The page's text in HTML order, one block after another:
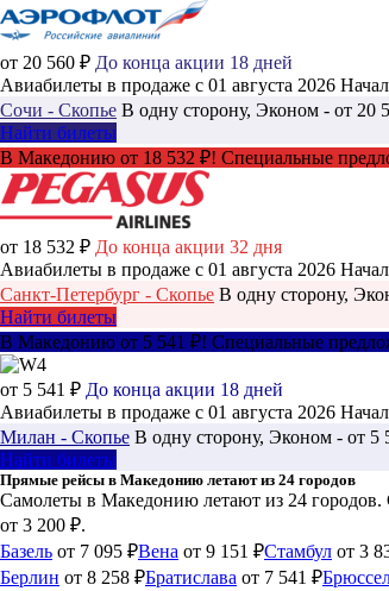
от 20 560 ₽ До конца акции 18 дней
Авиабилеты в продаже с 01 августа 2026
Сочи - Скопье В одну сторону, Эконом - от 20
Найти билеты
В Македонию от 18 532 ₽! Специальные
от 18 532 ₽ До конца акции 32 дня
Авиабилеты в продаже с 01 августа 2026
Санкт-Петербург - Скопье В одну сторону,
Найти билеты
В Македонию от 5 541 ₽! Специальные
от 5 541 ₽ До конца акции 18 дней
Авиабилеты в продаже с 01 августа 2026
Милан - Скопье В одну сторону, Эконом - от 5
Найти билеты
Прямые рейсы в Македонию летают из 24 городов
Самолеты в Македонию летают из 24 городов.
от 3 200 ₽.
Базель от 7 095 ₽Вена от 9 151 ₽Стамбул от 3
Берлин от 8 258 ₽Братислава от 7 541 ₽